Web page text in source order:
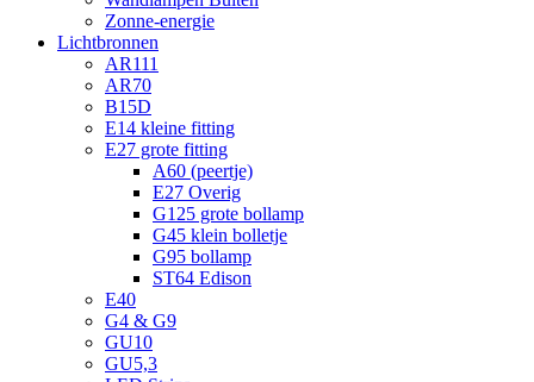
Zonne-energie
Lichtbronnen
AR111
AR70
B15D
E14 kleine fitting
E27 grote fitting
A60 (peertje)
E27 Overig
G125 grote bollamp
G45 klein bolletje
G95 bollamp
ST64 Edison
E40
G4 & G9
GU10
GU5,3